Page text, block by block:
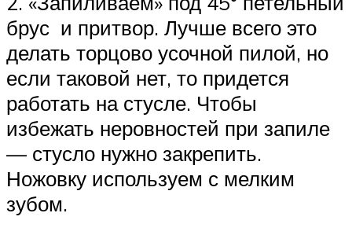
брус и притвор. Лучше всего это
делать торцово усочной пилой, но
если таковой нет, то придется
работать на стусле. Чтобы
избежать неровностей при запиле
— стусло нужно закрепить.
Ножовку используем с мелким
зубом.